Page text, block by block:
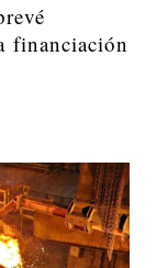
financiación